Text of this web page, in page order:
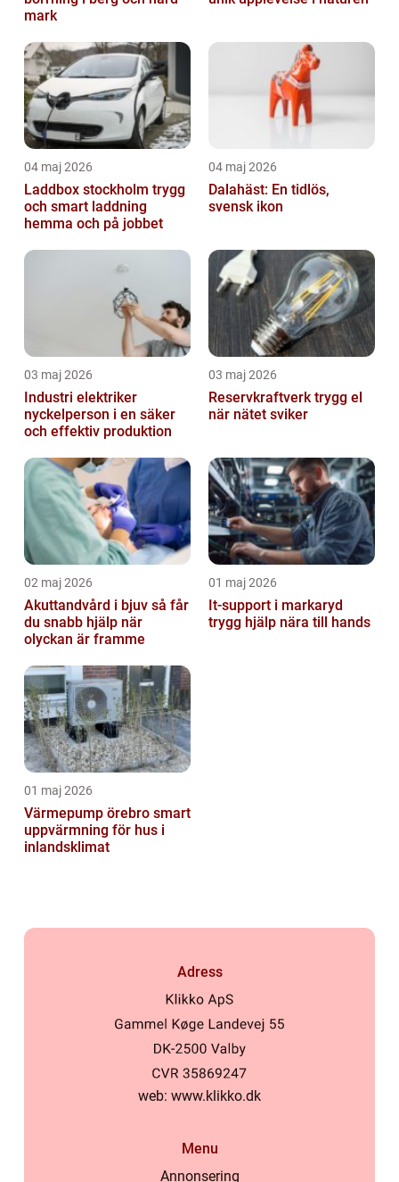
mark
04 maj 2026
Laddbox stockholm trygg
och smart laddning
hemma och på jobbet
04 maj 2026
Dalahäst: En tidlös,
svensk ikon
03 maj 2026
Industri elektriker
nyckelperson i en säker
och effektiv produktion
03 maj 2026
Reservkraftverk trygg el
när nätet sviker
02 maj 2026
Akuttandvård i bjuv så får
du snabb hjälp när
olyckan är framme
01 maj 2026
It-support i markaryd
trygg hjälp nära till hands
01 maj 2026
Värmepump örebro smart
uppvärmning för hus i
inlandsklimat
Adress
web: www.klikko.dk
Menu
Annonsering